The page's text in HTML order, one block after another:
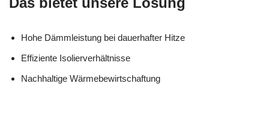
Hohe Dämmleistung bei dauerhafter Hitze
Effiziente Isolierverhältnisse
Nachhaltige Wärmebewirtschaftung